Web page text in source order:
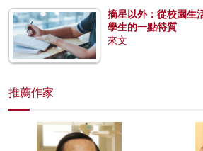
摘星以外：從校園生
學生的一點特質
來文
推薦作家